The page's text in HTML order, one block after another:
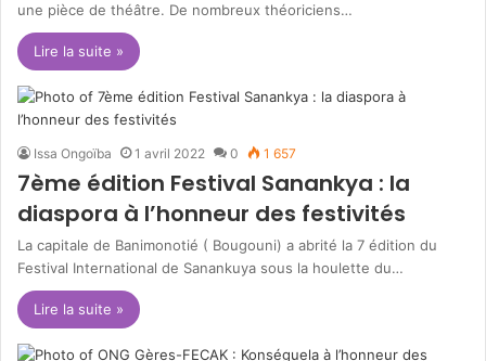
une pièce de théâtre. De nombreux théoriciens…
Lire la suite »
Issa Ongoïba 1 avril 2022 0 1 657
7ème édition Festival Sanankya : la
diaspora à l’honneur des festivités
La capitale de Banimonotié ( Bougouni) a abrité la 7 édition du
Festival International de Sanankuya sous la houlette du…
Lire la suite »